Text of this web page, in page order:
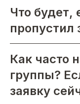
Что будет,
пропустил
Как часто
группы?
заявку